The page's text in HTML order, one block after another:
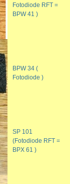
Fotodiode RFT =
BPW 41 )
BPW 34 (
Fotodiode )
SP 101
(Fotodiode RFT =
BPX 61 )